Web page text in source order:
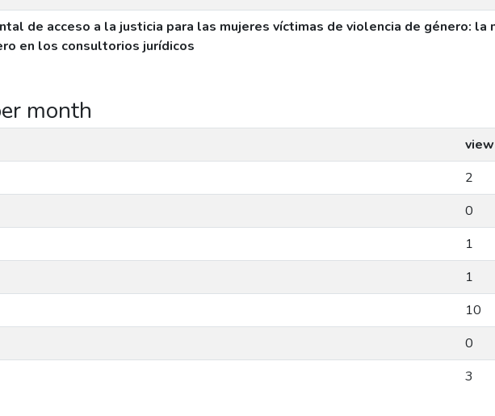
de acceso a la justicia para las mujeres víctimas de violencia de género: la
en los consultorios jurídicos
month
2
0
1
1
10
0
3